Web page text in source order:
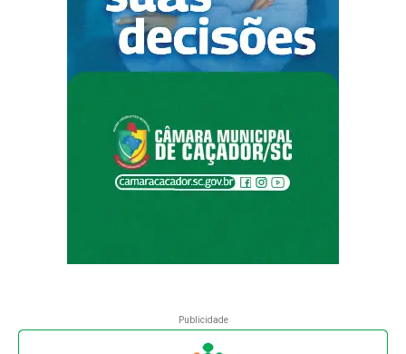
Publicidade